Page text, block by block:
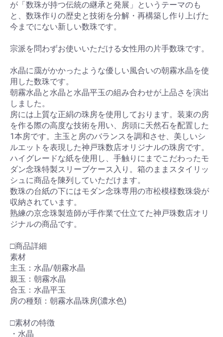
が「数珠が持つ伝統の継承と発展」というテーマのも
と、数珠作りの歴史と技術を分解・再構築し作り上げた
今までにない新しい数珠です。
宗派を問わずお使いいただける女性用の片手数珠です。
水晶に靄がかかったような優しい風合いの朝霧水晶を使
用した数珠です。
朝霧水晶と水晶と水晶平玉の組み合わせが上品さを演出
しました。
房には上質な正絹の珠房を使用しております。装束の房
を作る際の高度な技術を用い、房頭に天然石を配置した
1本房です。主玉と房のバランスを調和させ、美しいシ
ルエットを表現した神戸珠数店オリジナルの珠房です。
ハイグレードな紙を使用し、手触りにまでこだわったモ
ダン念珠特製スリーブケース入り。箱のままスタイリッ
シュに商品を陳列していただけます。
数珠の台紙の下にはモダン念珠専用の市松模様数珠袋が
収納されています。
熟練の京念珠製造師が手作業で仕立てた神戸珠数店オリ
ジナルの商品です。
□商品詳細
素材
主玉：水晶/朝霧水晶
親玉：朝霧水晶
合玉：水晶平玉
房の種類：朝霧水晶珠房(濃水色)
□素材の特徴
・水晶